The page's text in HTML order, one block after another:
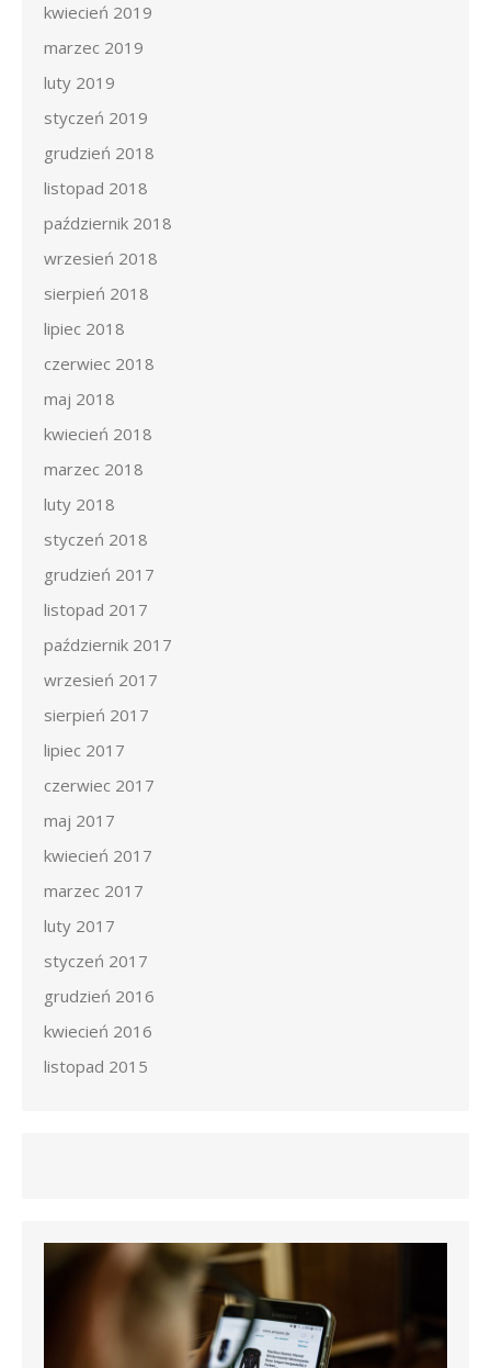
kwiecień 2019
marzec 2019
luty 2019
styczeń 2019
grudzień 2018
listopad 2018
październik 2018
wrzesień 2018
sierpień 2018
lipiec 2018
czerwiec 2018
maj 2018
kwiecień 2018
marzec 2018
luty 2018
styczeń 2018
grudzień 2017
listopad 2017
październik 2017
wrzesień 2017
sierpień 2017
lipiec 2017
czerwiec 2017
maj 2017
kwiecień 2017
marzec 2017
luty 2017
styczeń 2017
grudzień 2016
kwiecień 2016
listopad 2015